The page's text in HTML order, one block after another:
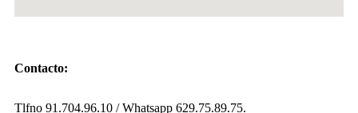
Contacto:
Tlfno 91.704.96.10 / Whatsapp 629.75.89.75.